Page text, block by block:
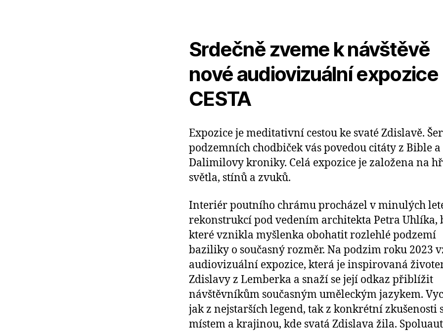
Srdečně zveme k návštěvě
nové audiovizuální expozice
CESTA
Expozice je meditativní cestou ke svaté Zdislavě.
podzemních chodbiček vás povedou citáty z Bible a
Dalimilovy kroniky. Celá expozice je založena na
světla, stínů a zvuků.
Interiér poutního chrámu procházel v minulých
rekonstrukcí pod vedením architekta Petra Uhlíka,
které vznikla myšlenka obohatit rozlehlé podzemí
baziliky o současný rozměr. Na podzim roku 2023
audiovizuální expozice, která je inspirovaná
Zdislavy z Lemberka a snaží se její odkaz přiblížit
návštěvníkům současným uměleckým jazykem.
jak z nejstarších legend, tak z konkrétní zkušenosti
místem a krajinou, kde svatá Zdislava žila.